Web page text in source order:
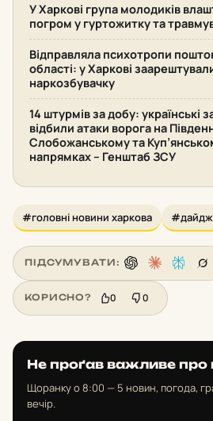
У Харкові група молодиків
погром у гуртожитку та
Відправляла психотропи
області: у Харкові
наркозбувачку
14 штурмів за добу: українські
відбили атаки ворога на
Слобожанському та
напрямках – Генштаб ЗСУ
#головні новини харкова
ПІДСУМУВАТИ:
КОРИСНО? 0 0
Не проґав важливе про
Щоранку о 8:00 — 5 новин, погода,
вечір.